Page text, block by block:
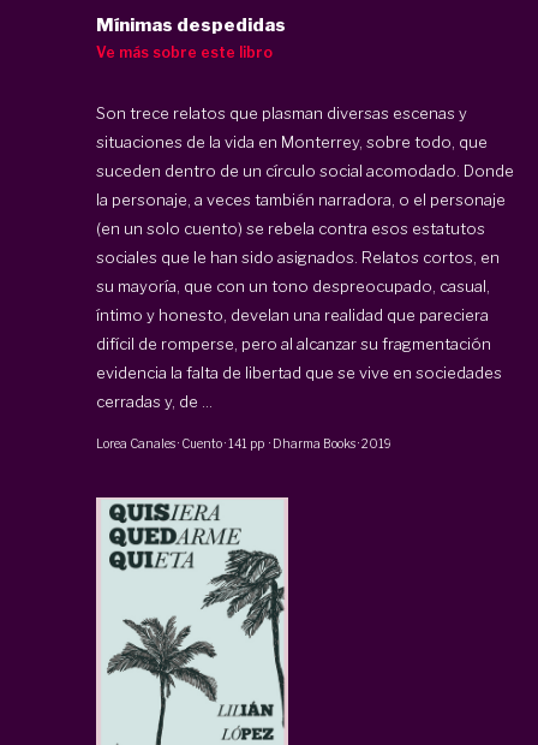
Mínimas despedidas
Ve más sobre este libro
Son trece relatos que plasman diversas escenas y
situaciones de la vida en Monterrey, sobre todo, que
suceden dentro de un círculo social acomodado. Donde
la personaje, a veces también narradora, o el personaje
(en un solo cuento) se rebela contra esos estatutos
sociales que le han sido asignados. Relatos cortos, en
su mayoría, que con un tono despreocupado, casual,
íntimo y honesto, develan una realidad que pareciera
difícil de romperse, pero al alcanzar su fragmentación
evidencia la falta de libertad que se vive en sociedades
cerradas y, de ...
Lorea Canales· Cuento·141 pp · Dharma Books·2019